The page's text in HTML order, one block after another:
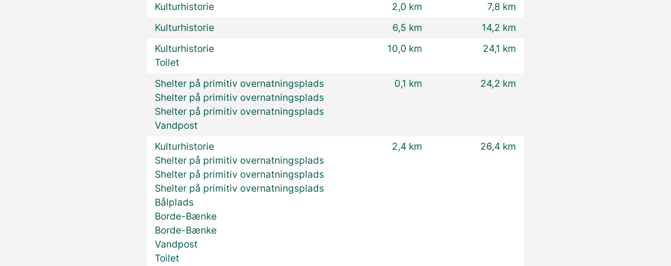
Kulturhistorie
2,0 km
7,8 km
Kulturhistorie
6,5 km
14,2 km
Kulturhistorie
Toilet
10,0 km 24,1 km
Shelter på primitiv overnatningsplads
Shelter på primitiv overnatningsplads
Shelter på primitiv overnatningsplads
Vandpost
0,1 km 24,2 km
Kulturhistorie
Shelter på primitiv overnatningsplads
Shelter på primitiv overnatningsplads
Shelter på primitiv overnatningsplads
Bålplads
Borde-Bænke
Borde-Bænke
Vandpost
Toilet
2,4 km 26,4 km